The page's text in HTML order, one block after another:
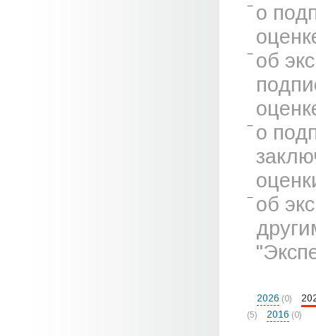
о
об
о
об
2026 (0)
(5) 2016 (0)